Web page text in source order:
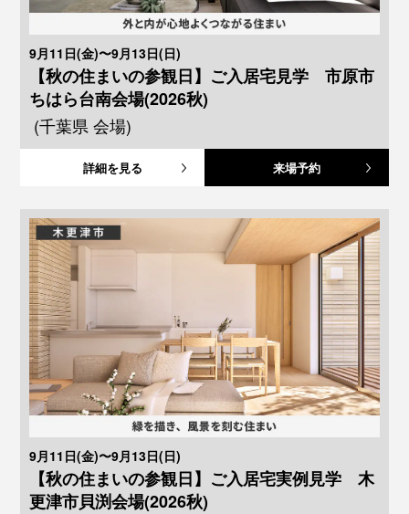
9月11日(金)〜9月13日(日)
【秋の住まいの参観日】ご入居宅見学 市原市
ちはら台南会場(2026秋)
(千葉県 会場)
詳細を見る 来場予約
9月11日(金)〜9月13日(日)
【秋の住まいの参観日】ご入居宅実例見学 木
更津市貝渕会場(2026秋)